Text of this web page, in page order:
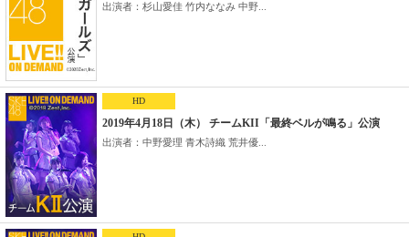
出演者：杉山愛佳 竹内ななみ 中野...
HD
2019年4月18日（木） チームKII「最終ベルが鳴る」公演
出演者：中野愛理 青木詩織 荒井優...